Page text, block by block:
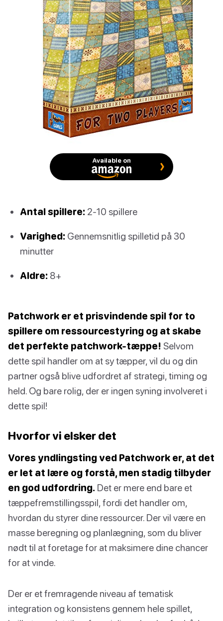
Available on
Antal spillere: 2-10 spillere
Varighed: Gennemsnitlig spilletid på 30
minutter
Aldre: 8+
Patchwork er et prisvindende spil for to
spillere om ressourcestyring og at skabe
det perfekte patchwork-tæppe! Selvom
dette spil handler om at sy tæpper, vil du og din
partner også blive udfordret af strategi, timing og
held. Og bare rolig, der er ingen syning involveret i
dette spil!
Hvorfor vi elsker det
Vores yndlingsting ved Patchwork er, at det
er let at lære og forstå, men stadig tilbyder
en god udfordring. Det er mere end bare et
tæppefremstillingsspil, fordi det handler om,
hvordan du styrer dine ressourcer. Der vil være en
masse beregning og planlægning, som du bliver
nødt til at foretage for at maksimere dine chancer
for at vinde.
Der er et fremragende niveau af tematisk
integration og konsistens gennem hele spillet,